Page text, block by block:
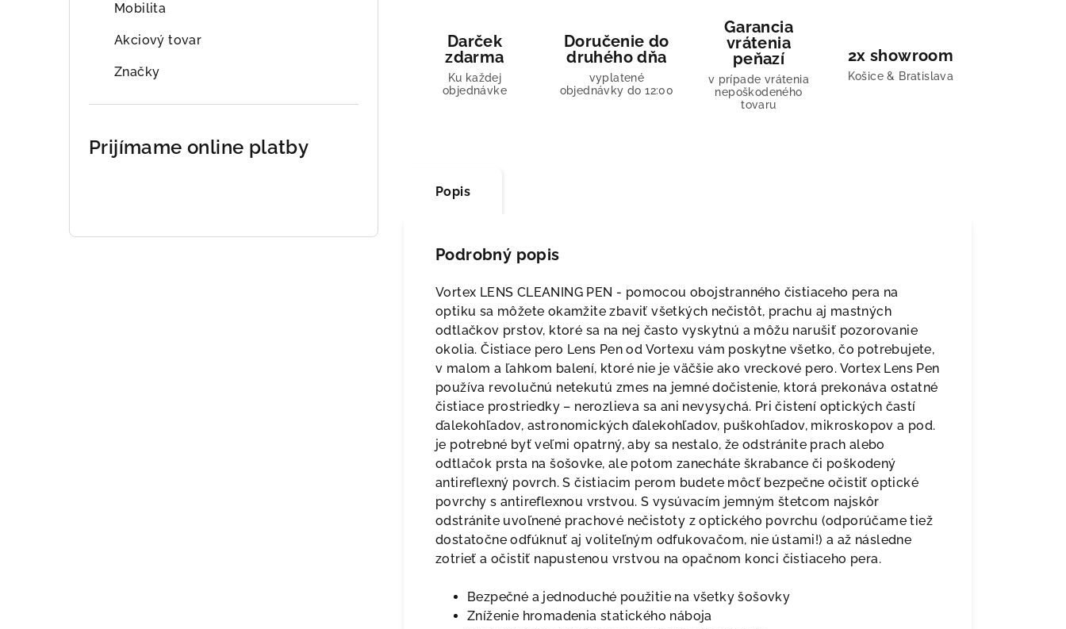
Mobilita
Akciový tovar
Značky
Prijímame online platby
Darček
zdarma
Ku každej
objednávke
Doručenie do
druhého dňa
vyplatené
objednávky do 12:00
Garancia
vrátenia
peňazí
v prípade vrátenia
nepoškodeného
tovaru
2x showroom
Košice & Bratislava
Popis
Podrobný popis
Vortex LENS CLEANING PEN - pomocou obojstranného čistiaceho pera na
optiku sa môžete okamžite zbaviť všetkých nečistôt, prachu aj mastných
odtlačkov prstov, ktoré sa na nej často vyskytnú a môžu narušiť pozorovanie
okolia. Čistiace pero Lens Pen od Vortexu vám poskytne všetko, čo potrebujete,
v malom a ľahkom balení, ktoré nie je väčšie ako vreckové pero. Vortex Lens Pen
používa revolučnú netekutú zmes na jemné dočistenie, ktorá prekonáva ostatné
čistiace prostriedky – nerozlieva sa ani nevysychá. Pri čistení optických častí
ďalekohľadov, astronomických ďalekohľadov, puškohľadov, mikroskopov a pod.
je potrebné byť veľmi opatrný, aby sa nestalo, že odstránite prach alebo
odtlačok prsta na šošovke, ale potom zanecháte škrabance či poškodený
antireflexný povrch. S čistiacim perom budete môcť bezpečne očistiť optické
povrchy s antireflexnou vrstvou. S vysúvacím jemným štetcom najskôr
odstránite uvoľnené prachové nečistoty z optického povrchu (odporúčame tiež
dostatočne odfúknuť aj voliteľným odfukovačom, nie ústami!) a až následne
zotrieť a očistiť napustenou vrstvou na opačnom konci čistiaceho pera.
Bezpečné a jednoduché použitie na všetky šošovky
Zníženie hromadenia statického náboja